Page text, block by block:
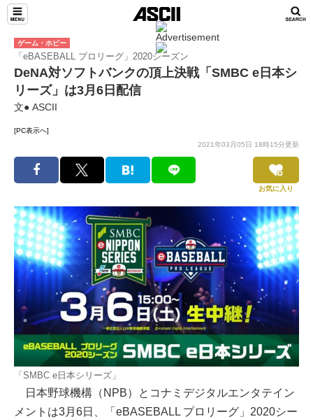
ゲーム・ホビー
「eBASEBALL プロリーグ」2020シーズン
DeNA対ソフトバンクの頂上決戦「SMBC e日本シ
リーズ」は3月6日配信
文● ASCII
[PC表示へ]
2021年03月05日 18時15分更新
お気に入り
「SMBC e日本シリーズ」
日本野球機構（NPB）とコナミデジタルエンタテイン
メントは3月6日、「eBASEBALL プロリーグ」2020シー